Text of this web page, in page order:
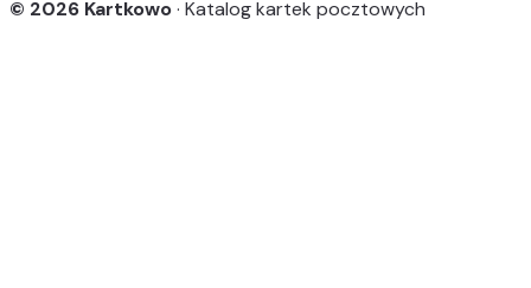
© 2026 Kartkowo· Katalog kartek pocztowych